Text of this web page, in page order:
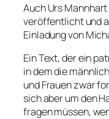
Auch Urs
veröffentlicht und
Einladung von
Ein Text, der ein
in dem die
und Frauen zwar
sich aber um den
fragen müssen,